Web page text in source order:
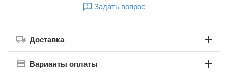
Задать вопрос
Доставка
Варианты оплаты